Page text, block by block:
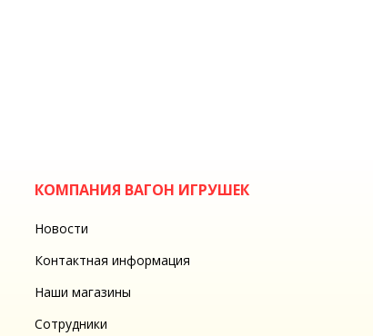
КОМПАНИЯ ВАГОН ИГРУШЕК
Новости
Контактная информация
Наши магазины
Сотрудники